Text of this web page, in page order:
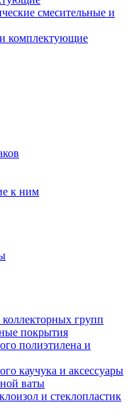
смесительные и
комплектующие
к ним
групп
покрытия
полиэтилена и
каучука и аксессуары
ваты
и стеклопластик